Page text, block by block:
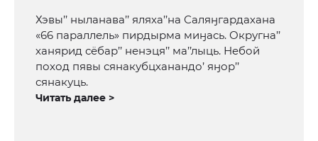
Хэвы’’ ныланава’’ яляха’’на Саляӈгардахана
«66 параллель» пирдырма миӈась. Округна’’
ханярид сёбар’’ ненэця’’ ма’’лыць. Небой
поход пявы сянакубцханандо’ яӈор’’
сянакуць.
Читать далее >